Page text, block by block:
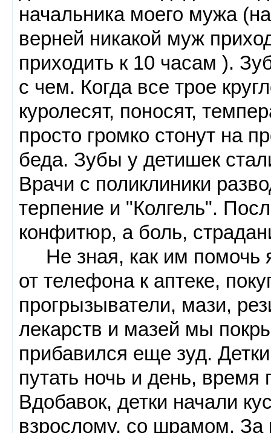
начальника моего мужа
верней никакой муж
приходить к 10 часам ).
с чем. Когда все трое
куролесят, поносят,
просто громко стонут на
беда. Зубы у детишек
Врачи с поликлиники
терпение и "Колгель".
конфитюр, а боль,
Не зная, как им помочь
от телефона к аптеке,
прогрызыватели, мази,
лекарств и мазей мы
прибавился еще зуд.
путать ночь и день,
Вдобавок, детки начали
взрослому, со шрамом. За